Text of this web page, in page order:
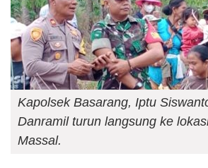
Kapolsek Basarang, Iptu
Danramil turun langsung ke
Massal.